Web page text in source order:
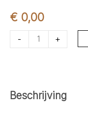
€ 0,00
-
FREEBIE
piraten
+
Beschrijving